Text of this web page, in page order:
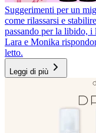
Suggerimenti per un
come rilassarsi e
passando per la libido,
Lara e Monika
letto.
Leggi di più